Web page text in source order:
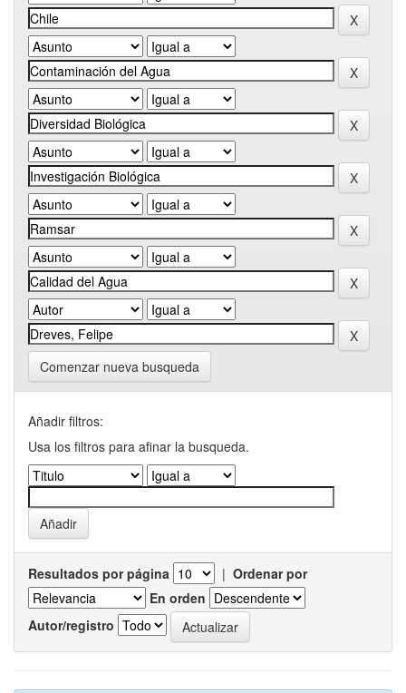
Comenzar nueva busqueda
Añadir filtros:
Usa los filtros para afinar la busqueda.
Resultados por página | Ordenar por
En orden
Autor/registro